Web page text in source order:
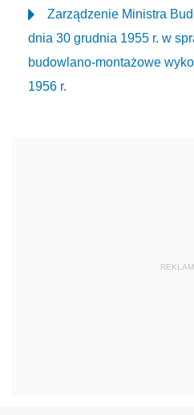
Zarządzenie Ministra
dnia 30 grudnia 1955 r. w
budowlano-montażowe
1956 r.